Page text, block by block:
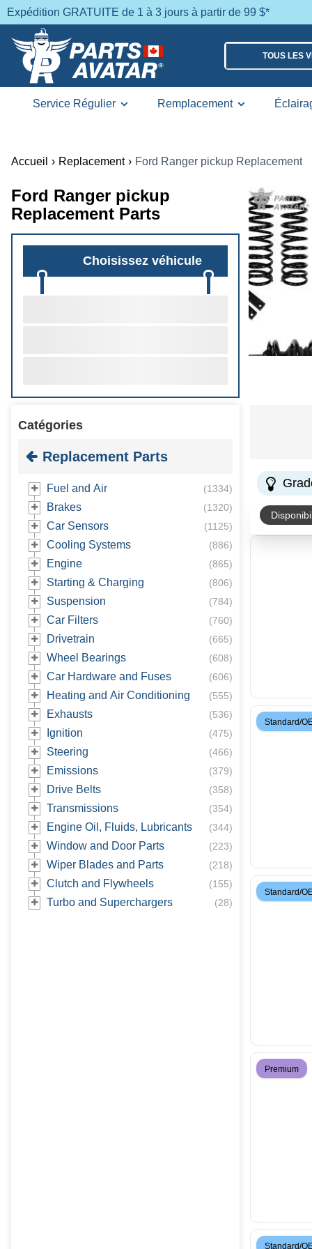
Expédition GRATUITE de 1 à 3 jours à partir de 99 $*
TOUS LES
Service Régulier Remplacement
Accueil › Replacement › Ford Ranger pickup Replacement
Ford Ranger pickup
Replacement Parts
Choisissez véhicule
Catégories
Replacement Parts
Fuel and Air (1334)
Brakes (1320)
Car Sensors (1125)
Cooling Systems (886)
Engine (865)
Starting & Charging (806)
Suspension (784)
Car Filters (760)
Drivetrain (665)
Wheel Bearings (608)
Car Hardware and Fuses (606)
Heating and Air Conditioning (555)
Exhausts (536)
Ignition (475)
Steering (466)
Emissions (379)
Drive Belts (358)
Transmissions (354)
Engine Oil, Fluids, Lubricants (344)
Window and Door Parts (223)
Wiper Blades and Parts (218)
Clutch and Flywheels (155)
Turbo and Superchargers (28)
Standard/
Standard/
Premium
Standard/